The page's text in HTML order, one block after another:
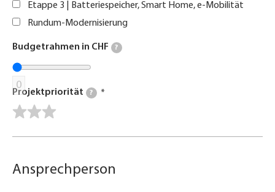
Etappe 3 | Batteriespeicher, Smart Home, e-Mobilität
Rundum-Modernisierung
Budgetrahmen in CHF ?
0
Projektpriorität ?
Ansprechperson